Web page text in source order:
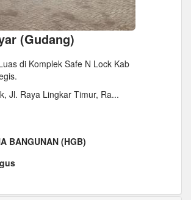
(Gudang)
di Komplek Safe N Lock Kab
Jl. Raya Lingkar Timur, Ra...
BANGUNAN (HGB)